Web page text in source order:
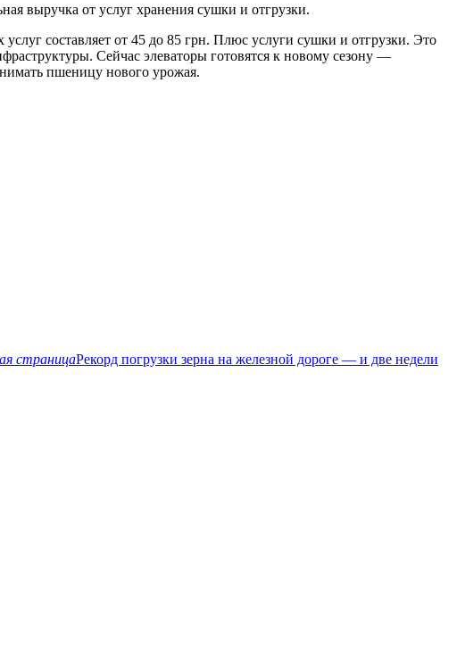
выручка от услуг хранения сушки и отгрузки.
составляет от 45 до 85 грн. Плюс услуги сушки и отгрузки. Это
Сейчас элеваторы готовятся к новому сезону —
пшеницу нового урожая.
страницаРекорд погрузки зерна на железной дороге — и две недели